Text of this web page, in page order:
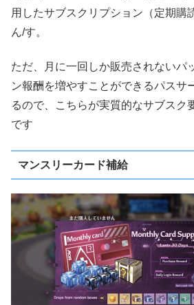
用したサブスクリプション（定期購
ん/す。
ただ、月に一回しか販売されないパ
ン報酬を増やすことができるパスサ
るので、こちらが実質的なサブスク
です
マンスリーカード補給